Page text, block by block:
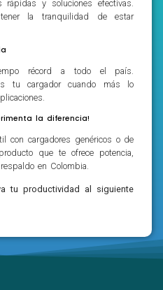
rápidas y soluciones efectivas.
la tranquilidad de estar
récord a todo el país.
tu cargador cuando más lo
la diferencia!
con cargadores genéricos o de
que te ofrece potencia,
en Colombia.
tu productividad al siguiente